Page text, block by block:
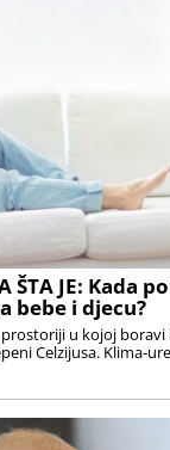
ŠTA JE: Kada
bebe i djecu?
u kojoj boravi
Celzijusa. Klima-